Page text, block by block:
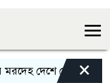
ফেরাতে ব্যবস্থা
×